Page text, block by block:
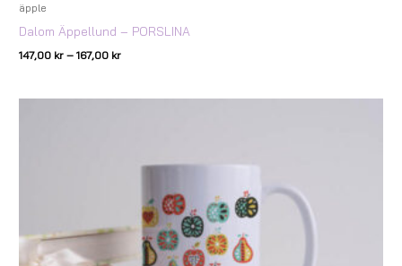
äpple
Dalom Äppellund – PORSLINA
147,00 kr – 167,00 kr